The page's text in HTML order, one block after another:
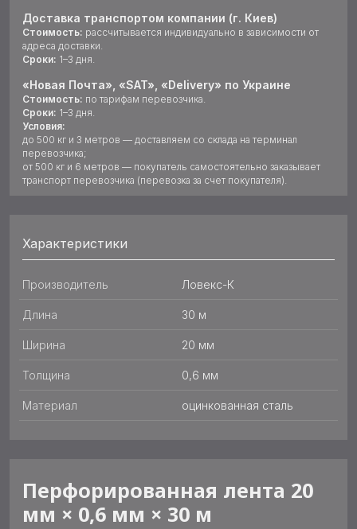
Доставка транспортом компании (г. Киев)
Стоимость: рассчитывается индивидуально в зависимости от
адреса доставки.
Сроки: 1–3 дня.
«Новая Почта», «SAT», «Delivery» по Украине
Стоимость: по тарифам перевозчика.
Сроки: 1–3 дня.
Условия:
до 500 кг и 3 метров — доставляем со склада на терминал
перевозчика;
от 500 кг и 6 метров — покупатель самостоятельно заказывает
транспорт перевозчика (перевозка за счет покупателя).
Характеристики
Производитель Ловекс-К
Длина 30 м
Ширина 20 мм
Толщина 0,6 мм
Материал оцинкованная сталь
Перфорированная лента 20
мм × 0,6 мм × 30 м